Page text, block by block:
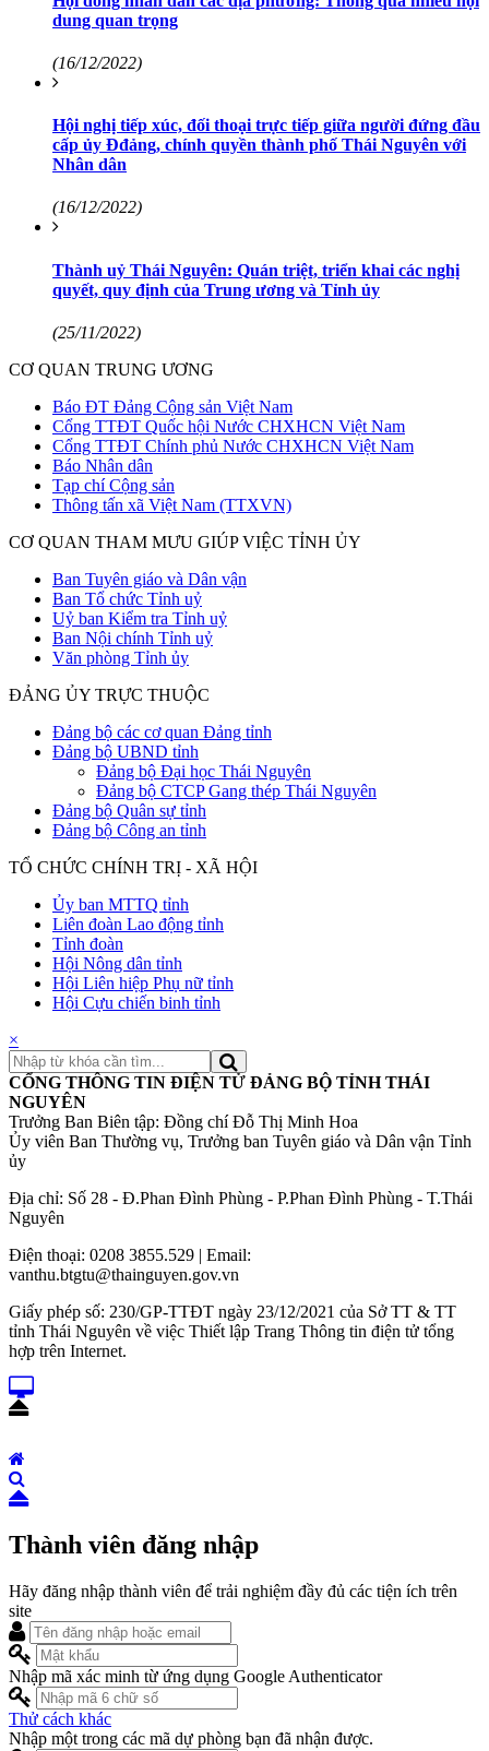
dung quan trọng
(16/12/2022)
Hội nghị tiếp xúc, đối thoại trực tiếp giữa người đứng đầu
cấp ủy Đđảng, chính quyền thành phố Thái Nguyên với
Nhân dân
(16/12/2022)
Thành uỷ Thái Nguyên: Quán triệt, triển khai các nghị
quyết, quy định của Trung ương và Tỉnh ủy
(25/11/2022)
CƠ QUAN TRUNG ƯƠNG
Báo ĐT Đảng Cộng sản Việt Nam
Cổng TTĐT Quốc hội Nước CHXHCN Việt Nam
Cổng TTĐT Chính phủ Nước CHXHCN Việt Nam
Báo Nhân dân
Tạp chí Cộng sản
Thông tấn xã Việt Nam (TTXVN)
CƠ QUAN THAM MƯU GIÚP VIỆC TỈNH ỦY
Ban Tuyên giáo và Dân vận
Ban Tổ chức Tỉnh uỷ
Uỷ ban Kiểm tra Tỉnh uỷ
Ban Nội chính Tỉnh uỷ
Văn phòng Tỉnh ủy
ĐẢNG ỦY TRỰC THUỘC
Đảng bộ các cơ quan Đảng tỉnh
Đảng bộ UBND tỉnh
Đảng bộ Đại học Thái Nguyên
Đảng bộ CTCP Gang thép Thái Nguyên
Đảng bộ Quân sự tỉnh
Đảng bộ Công an tỉnh
TỔ CHỨC CHÍNH TRỊ - XÃ HỘI
Ủy ban MTTQ tỉnh
Liên đoàn Lao động tỉnh
Tỉnh đoàn
Hội Nông dân tỉnh
Hội Liên hiệp Phụ nữ tỉnh
Hội Cựu chiến binh tỉnh
×
CỔNG THÔNG TIN ĐIỆN TỬ ĐẢNG BỘ TỈNH THÁI
NGUYÊN
Trưởng Ban Biên tập: Đồng chí Đỗ Thị Minh Hoa
Ủy viên Ban Thường vụ, Trưởng ban Tuyên giáo và Dân vận Tỉnh
ủy
Địa chỉ: Số 28 - Đ.Phan Đình Phùng - P.Phan Đình Phùng - T.Thái
Nguyên
Điện thoại: 0208 3855.529 | Email:
vanthu.btgtu@thainguyen.gov.vn
Giấy phép số: 230/GP-TTĐT ngày 23/12/2021 của Sở TT & TT
tỉnh Thái Nguyên về việc Thiết lập Trang Thông tin điện tử tổng
hợp trên Internet.
Thành viên đăng nhập
Hãy đăng nhập thành viên để trải nghiệm đầy đủ các tiện ích trên
site
Nhập mã xác minh từ ứng dụng Google Authenticator
Thử cách khác
Nhập một trong các mã dự phòng bạn đã nhận được.